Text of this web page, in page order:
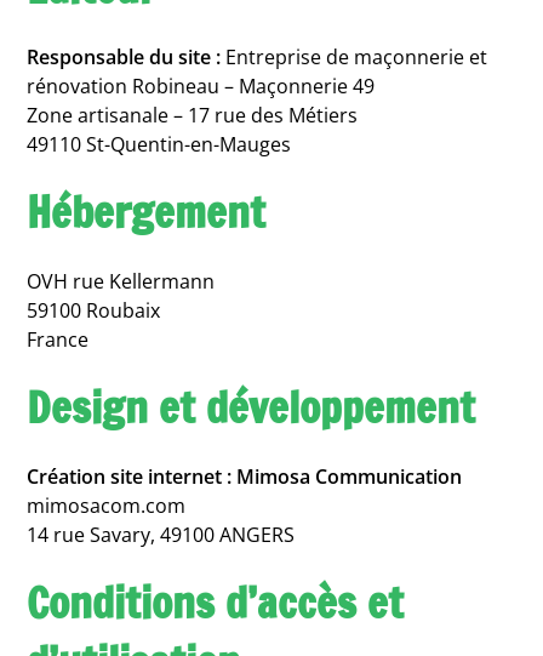
Responsable du site : Entreprise de maçonnerie et
rénovation Robineau – Maçonnerie 49
Zone artisanale – 17 rue des Métiers
49110 St-Quentin-en-Mauges
Hébergement
OVH rue Kellermann
59100 Roubaix
France
Design et développement
Création site internet : Mimosa Communication
mimosacom.com
14 rue Savary, 49100 ANGERS
Conditions d’accès et